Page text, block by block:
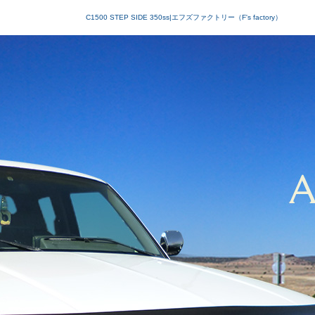
C1500 STEP SIDE 350ss|エフズファクトリー（F's factory）